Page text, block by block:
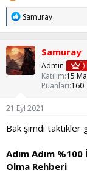
T
p
k
i
l
e
Samuray
Samuray
Admin
Katılım 15
Puanları 160
21 Eyl 2021
Bak şimdi taktikler
Adım Adım
Olma Rehberi